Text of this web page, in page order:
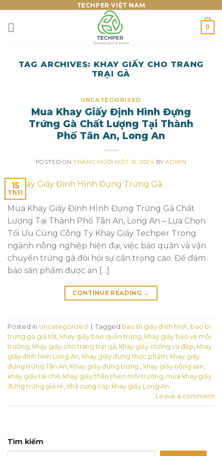
content
TECHPER VIỆT NAM
0
TAG ARCHIVES: KHAY GIẤY CHO TRANG
TRẠI GÀ
UNCATEGORIZED
Mua Khay Giấy Định Hình Đựng
Trứng Gà Chất Lượng Tại Thành
Phố Tân An, Long An
POSTED ONTHÁNG MƯỜI MỘT 15, 2024 BYADMIN
15
Th11
Mua Khay Giấy Định Hình Đựng Trứng Gà Chất
Lượng Tại Thành Phố Tân An, Long An – Lựa Chọn
Tối Ưu Cùng Công Ty Khay Giấy Techper Trong
ngành nông nghiệp hiện đại, việc bảo quản và vận
chuyển trứng gà đòi hỏi sự cẩn trọng cao. Để đảm
bảo sản phẩm được an […]
CONTINUE READING →
Posted in Uncategorized Tagged bao bì giấy định hình, bao bì
trứng gà giá tốt, khay giấy bảo quản trứng, khay giấy bảo vệ môi
trường, khay giấy cho trang trại gà, khay giấy chống va đập, khay
giấy định hình Long An, khay giấy đựng thực phẩm, khay giấy
đựng trứng Tân An, Khay giấy đựng trứng., khay giấy nông sản,
khay giấy tái chế, khay giấy thân thiện môi trường, mua khay giấy
đựng trứng giá rẻ, nhà cung cấp khay giấy Long An.
Leave a comment
Tìm kiếm